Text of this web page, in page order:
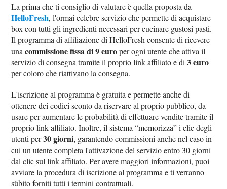
La prima che ti consiglio di valutare è quella proposta da
HelloFresh, l'ormai celebre servizio che permette di acquistare
box con tutti gli ingredienti necessari per cucinare gustosi pasti.
Il programma di affiliazione di HelloFresh consente di ricevere
unacommissione fissa di 9 europer ogni utente che attiva il
servizio di consegna tramite il proprio link affiliato e di3 euro
per coloro che riattivano la consegna.
L'iscrizione al programma è gratuita e permette anche di
ottenere dei codici sconto da riservare al proprio pubblico, da
usare per aumentare le probabilità di effettuare vendite tramite il
proprio link affiliato. Inoltre, il sistema “memorizza” i clic degli
utenti per30 giorni, garantendo commissioni anche nel caso in
cui un utente completa l'attivazione del servizio entro 30 giorni
dal clic sul link affiliato. Per avere maggiori informazioni, puoi
avviare la procedura di iscrizione al programma e ti verranno
sùbito forniti tutti i termini contrattuali.